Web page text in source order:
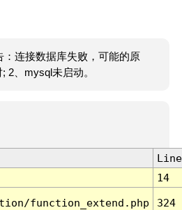
：连接数据库失败，可能的原
2、mysql未启动。
Line
14
function_extend.php 324